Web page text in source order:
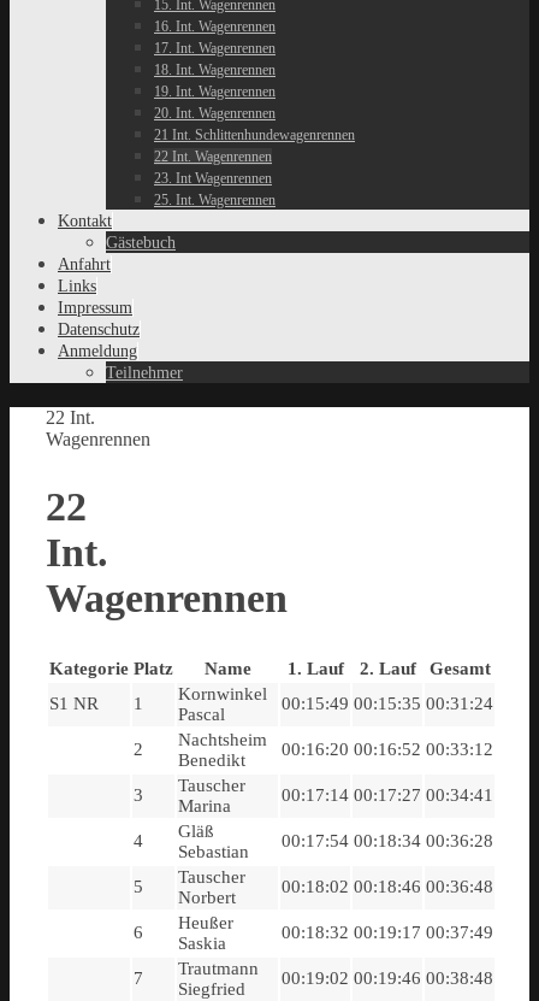
15. Int. Wagenrennen
16. Int. Wagenrennen
17. Int. Wagenrennen
18. Int. Wagenrennen
19. Int. Wagenrennen
20. Int. Wagenrennen
21 Int. Schlittenhundewagenrennen
22 Int. Wagenrennen
23. Int Wagenrennen
25. Int. Wagenrennen
Kontakt
Gästebuch
Anfahrt
Links
Impressum
Datenschutz
Anmeldung
Teilnehmer
22 Int.
Wagenrennen
22
Int.
Wagenrennen
Kategorie Platz Name 1. Lauf 2. Lauf
Gesamt
S1 NR
1
Kornwinkel
Pascal
00:15:49 00:15:35 00:31:24
2
Nachtsheim
Benedikt
00:16:20 00:16:52 00:33:12
3
Tauscher
Marina
00:17:14 00:17:27 00:34:41
4
Gläß
Sebastian
00:17:54 00:18:34 00:36:28
5
Tauscher
Norbert
00:18:02 00:18:46 00:36:48
6
Heußer
Saskia
00:18:32 00:19:17 00:37:49
7
Trautmann
Siegfried
00:19:02 00:19:46 00:38:48